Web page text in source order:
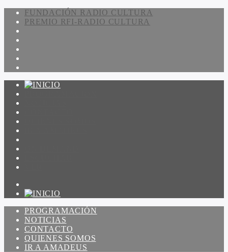
FUNDACIÓN RADIO CULTURA
PREMIO RFI-RADIO CULTURA
PROGRAMACIÓN
NOTICIAS
CONTACTO
QUIENES SOMOS
IR A AMADEUS